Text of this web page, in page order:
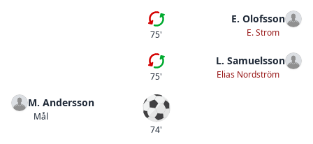
Tredje bytet
75'
E. Olofsson
E. Strom
Andra bytet
75'
L. Samuelsson
Elias Nordström
M. Andersson
Mål Mål
74'